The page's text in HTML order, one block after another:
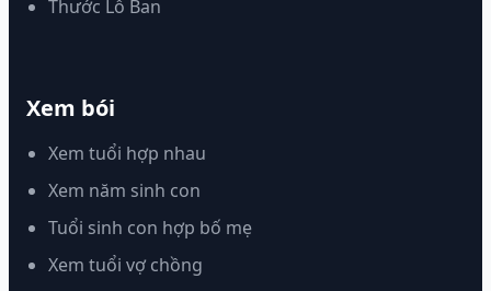
Thước Lỗ Ban
Xem bói
Xem tuổi hợp nhau
Xem năm sinh con
Tuổi sinh con hợp bố mẹ
Xem tuổi vợ chồng